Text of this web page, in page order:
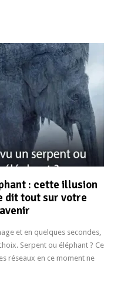
: cette illusion
dit tout sur votre
et en quelques secondes,
Serpent ou éléphant ? Ce
réseaux en ce moment ne